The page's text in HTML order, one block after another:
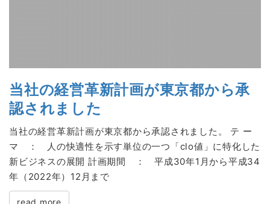
当社の経営革新計画が東京都から承
認されました
当社の経営革新計画が東京都から承認されました。 テ ー
マ ： 人の快適性を示す単位の一つ「clo値」に特化した
新ビジネスの展開 計画期間 ： 平成30年1月から平成34
年（2022年）12月まで
read more